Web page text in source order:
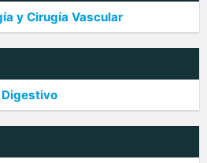
y Cirugía Vascular